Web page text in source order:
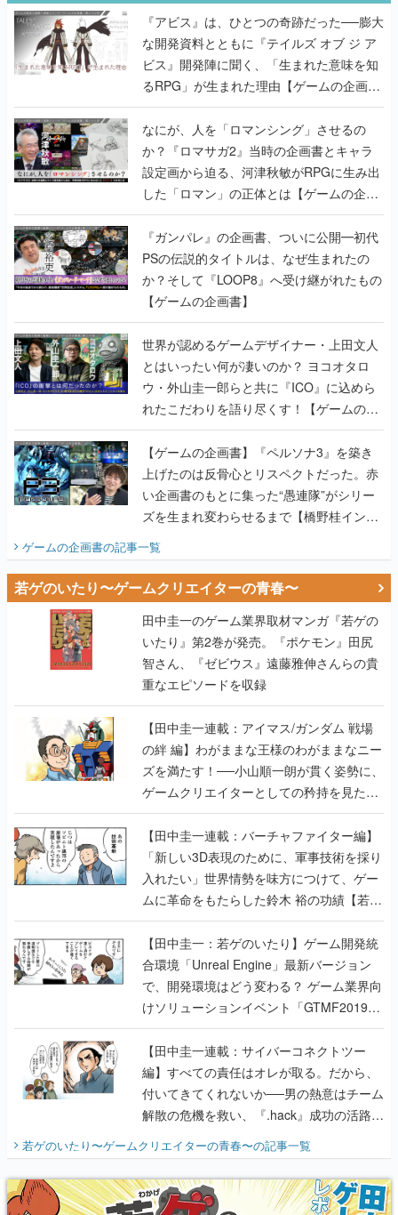
『アビス』は、ひとつの奇跡だった──膨大
な開発資料とともに『テイルズ オブ ジ ア
ビス』開発陣に聞く、「生まれた意味を知
るRPG」が生まれた理由【ゲームの企画
書】
なにが、人を「ロマンシング」させるの
か？『ロマサガ2』当時の企画書とキャラ
設定画から迫る、河津秋敏がRPGに生み出
した「ロマン」の正体とは【ゲームの企画
書】
『ガンパレ』の企画書、ついに公開━初代
PSの伝説的タイトルは、なぜ生まれたの
か？そして『LOOP8』へ受け継がれたもの
【ゲームの企画書】
世界が認めるゲームデザイナー・上田文人
とはいったい何が凄いのか？ ヨコオタロ
ウ・外山圭一郎らと共に『ICO』に込めら
れたこだわりを語り尽くす！【ゲームの企
画書】
【ゲームの企画書】『ペルソナ3』を築き
上げたのは反骨心とリスペクトだった。赤
い企画書のもとに集った“愚連隊”がシリー
ズを生まれ変わらせるまで【橋野桂インタ
ビュー】
ゲームの企画書の記事一覧
若ゲのいたり〜ゲームクリエイターの青春〜
田中圭一のゲーム業界取材マンガ『若ゲの
いたり』第2巻が発売。『ポケモン』田尻
智さん、『ゼビウス』遠藤雅伸さんらの貴
重なエピソードを収録
【田中圭一連載：アイマス/ガンダム 戦場
の絆 編】わがままな王様のわがままなニー
ズを満たす！──小山順一朗が貫く姿勢に、
ゲームクリエイターとしての矜持を見た
【若ゲのいたり最終回】
【田中圭一連載：バーチャファイター編】
「新しい3D表現のために、軍事技術を採り
入れたい」世界情勢を味方につけて、ゲー
ムに革命をもたらした鈴木 裕の功績【若ゲ
のいたり】
【田中圭一：若ゲのいたり】ゲーム開発統
合環境「Unreal Engine」最新バージョン
で、開発環境はどう変わる？ ゲーム業界向
けソリューションイベント「GTMF2019」
に行って、より理解を深めよう【PR】
【田中圭一連載：サイバーコネクトツー
編】すべての責任はオレが取る。だから、
付いてきてくれないか──男の熱意はチーム
解散の危機を救い、『.hack』成功の活路を
開く。業界の快男児・松山 洋に流れる血は
『少年ジャンプ』色だった【若ゲのいた
り】
若ゲのいたり〜ゲームクリエイターの青春〜の記事一覧